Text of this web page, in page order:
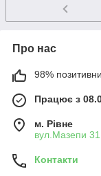
Про нас
98%
Працює з
м. Рівне
вул.Мазепи
Контакти